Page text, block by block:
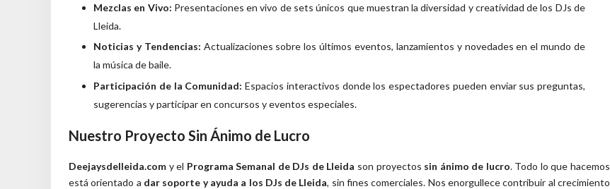
Mezclas en Vivo: Presentaciones en vivo de sets únicos que muestran la diversidad y creatividad de los DJs de
Lleida.
Noticias y Tendencias: Actualizaciones sobre los últimos eventos, lanzamientos y novedades en el mundo de
la música de baile.
Participación de la Comunidad: Espacios interactivos donde los espectadores pueden enviar sus preguntas,
sugerencias y participar en concursos y eventos especiales.
Nuestro Proyecto Sin Ánimo de Lucro
Deejaysdelleida.com y el Programa Semanal de DJs de Lleida son proyectos sin ánimo de lucro. Todo lo que hacemos
está orientado a dar soporte y ayuda a los DJs de Lleida, sin fines comerciales. Nos enorgullece contribuir al crecimiento